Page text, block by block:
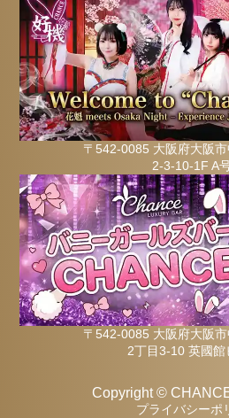
〒542-0085 大阪府大阪
2-3-10-1F A
〒542-0085 大阪府大阪
2丁目3-10 英國館
Copyright ©
プライバシーポ